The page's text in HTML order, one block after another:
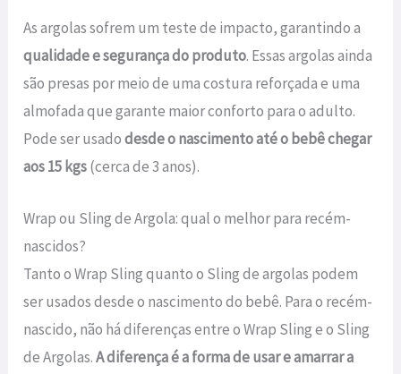
As argolas sofrem um teste de impacto, garantindo a
qualidade e segurança do produto. Essas argolas ainda
são presas por meio de uma costura reforçada e uma
almofada que garante maior conforto para o adulto.
Pode ser usadodesde o nascimento até o bebê chegar
aos 15 kgs(cerca de 3 anos).
Wrap ou Sling de Argola: qual o melhor para recém-
nascidos?
Tanto o Wrap Sling quanto o Sling de argolas podem
ser usados desde o nascimento do bebê. Para o recém-
nascido, não há diferenças entre o Wrap Sling e o Sling
de Argolas.A diferença é a forma de usar e amarrar a